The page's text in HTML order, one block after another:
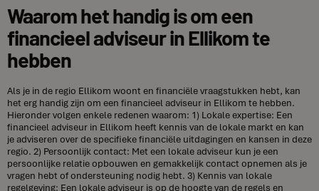
Waarom het handig is om een
financieel adviseur in Ellikom te
hebben
Als je in de regio Ellikom woont en financiële vraagstukken hebt, kan
het erg handig zijn om een financieel adviseur in Ellikom te hebben.
Hieronder volgen enkele redenen waarom: 1) Lokale expertise: Een
financieel adviseur in Ellikom heeft kennis van de lokale markt en kan
je adviseren over de specifieke financiële uitdagingen en kansen in deze
regio. 2) Persoonlijk contact: Met een lokale adviseur kun je een
persoonlijke relatie opbouwen en gemakkelijk contact opnemen als je
vragen hebt of ondersteuning nodig hebt. 3) Kennis van lokale
regelgeving: Een lokale adviseur is op de hoogte van de regels en